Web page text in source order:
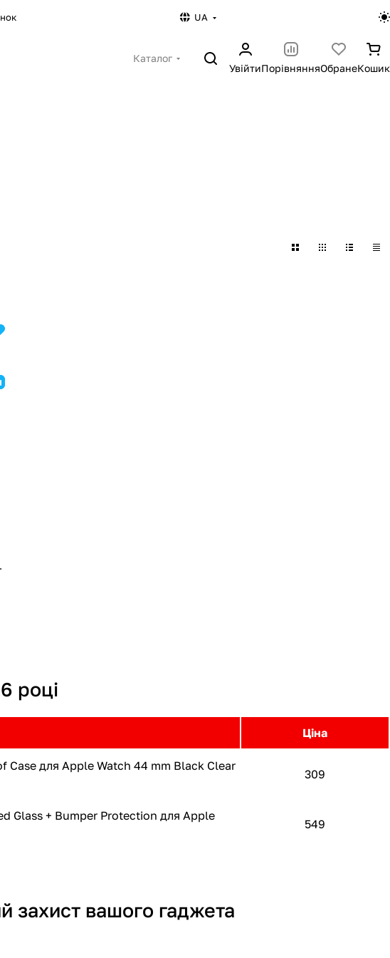
UA
Каталог
УвійтиПорівнянняОбранеКошик
році
Ціна
для Apple Watch 44 mm Black Clear
309
Glass + Bumper Protection для Apple
549
захист вашого гаджета